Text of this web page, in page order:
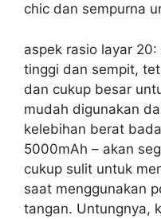
chic dan sempurna
aspek rasio layar
tinggi dan sempit,
dan cukup besar
mudah digunakan
kelebihan berat
5000mAh – akan
cukup sulit untuk
saat menggunakan
tangan. Untungnya,